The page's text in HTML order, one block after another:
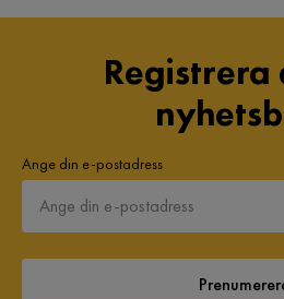
Ange din e-postadress